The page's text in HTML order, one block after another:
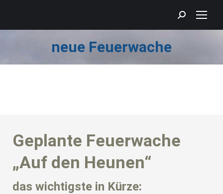
Search:
neue Feuerwache
Sie befinden sich hier:
Geplante Feuerwache
„Auf den Heunen“
das wichtigste in Kürze: